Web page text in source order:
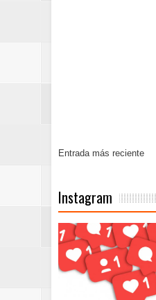
Entrada más reciente
Instagram